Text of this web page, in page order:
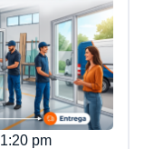
1:20 pm